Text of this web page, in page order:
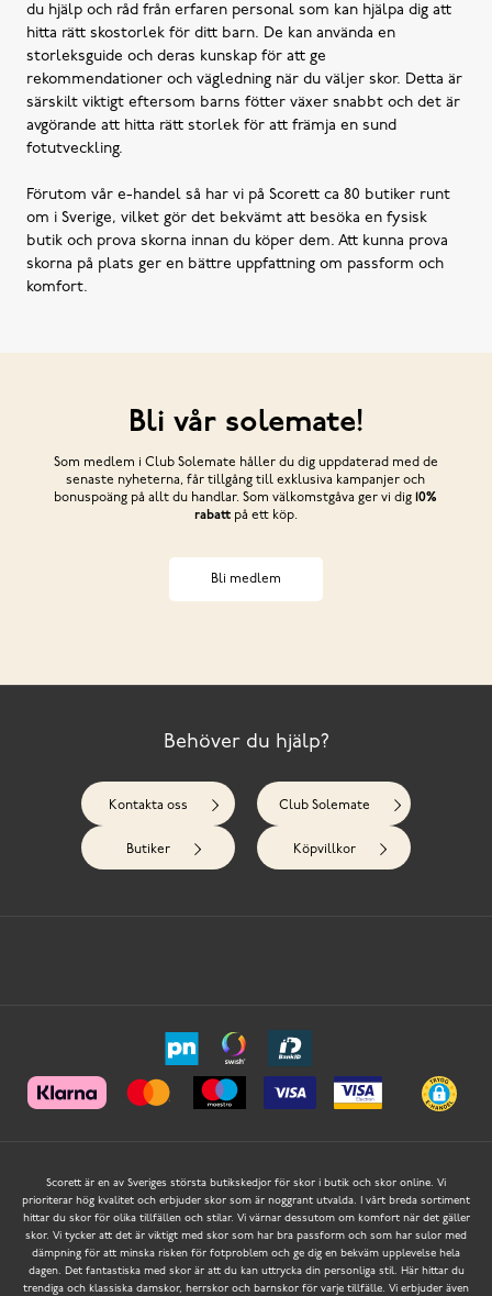
du hjälp och råd från erfaren personal som kan hjälpa dig att
hitta rätt skostorlek för ditt barn. De kan använda en
storleksguide och deras kunskap för att ge
rekommendationer och vägledning när du väljer skor. Detta är
särskilt viktigt eftersom barns fötter växer snabbt och det är
avgörande att hitta rätt storlek för att främja en sund
fotutveckling.
Förutom vår e-handel så har vi på Scorett ca 80 butiker runt
om i Sverige, vilket gör det bekvämt att besöka en fysisk
butik och prova skorna innan du köper dem. Att kunna prova
skorna på plats ger en bättre uppfattning om passform och
komfort.
Bli vår solemate!
Som medlem i Club Solemate håller du dig uppdaterad med de
senaste nyheterna, får tillgång till exklusiva kampanjer och
bonuspoäng på allt du handlar. Som välkomstgåva ger vi dig 10%
rabattpå ett köp.
Bli medlem
Behöver du hjälp?
Kontakta oss Club Solemate
Butiker Köpvillkor
Scorett är en av Sveriges största butikskedjor för skor i butik och skor online. Vi
prioriterar hög kvalitet och erbjuder skor som är noggrant utvalda. I vårt breda sortiment
hittar du skor för olika tillfällen och stilar. Vi värnar dessutom om komfort när det gäller
skor. Vi tycker att det är viktigt med skor som har bra passform och som har sulor med
dämpning för att minska risken för fotproblem och ge dig en bekväm upplevelse hela
dagen. Det fantastiska med skor är att du kan uttrycka din personliga stil. Här hittar du
trendiga och klassiska damskor, herrskor och barnskor för varje tillfälle. Vi erbjuder även